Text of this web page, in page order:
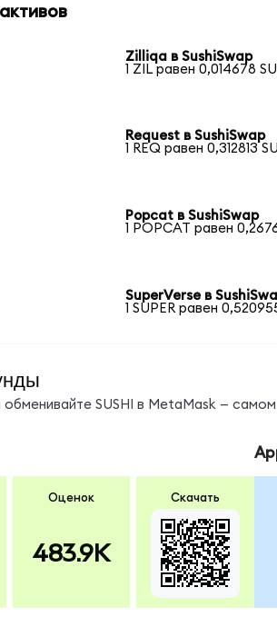
Zilliqa в SushiSwap
1 ZIL равен 0,014678
Request в SushiSwap
1 REQ равен 0,312813
Popcat в SushiSwap
1 POPCAT равен
SuperVerse в
1 SUPER равен
обменивайте SUSHI в MetaMask —
Оценок
483.9K
Скачать